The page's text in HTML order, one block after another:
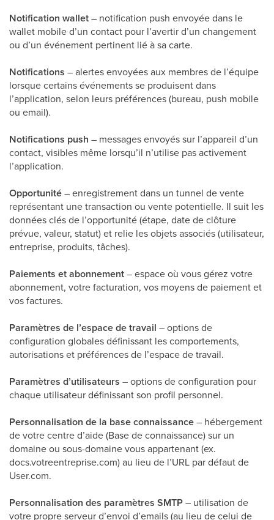
Notification wallet– notification push envoyée dans le
wallet mobile d’un contact pour l’avertir d’un changement
ou d’un événement pertinent lié à sa carte.
Notifications – alertes envoyées aux membres de l’équipe
lorsque certains événements se produisent dans
l’application, selon leurs préférences (bureau, push mobile
ou email).
Notifications push – messages envoyés sur l’appareil d’un
contact, visibles même lorsqu’il n’utilise pas activement
l’application.
Opportunité– enregistrement dans un tunnel de vente
représentant une transaction ou vente potentielle. Il suit les
données clés de l’opportunité (étape, date de clôture
prévue, valeur, statut) et relie les objets associés (utilisateur,
entreprise, produits, tâches).
Paiements et abonnement– espace où vous gérez votre
abonnement, votre facturation, vos moyens de paiement et
vos factures.
Paramètres de l’espace de travail – options de
configuration globales définissant les comportements,
autorisations et préférences de l’espace de travail.
Paramètres d’utilisateurs – options de configuration pour
chaque utilisateur définissant son profil personnel.
Personnalisation de la base connaissance– hébergement
de votre centre d’aide (Base de connaissance) sur un
domaine ou sous-domaine vous appartenant (ex.
docs.votreentreprise.com) au lieu de l’URL par défaut de
User.com.
Personnalisation des paramètres SMTP– utilisation de
votre propre serveur d’envoi d’emails (au lieu de celui de